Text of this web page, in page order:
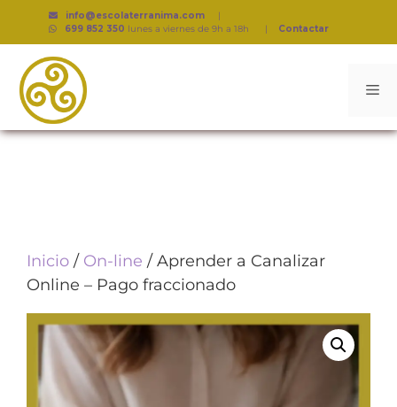
info@escolaterranima.com |
699 852 350 lunes a viernes de 9h a 18h | Contactar
Inicio / On-line / Aprender a Canalizar
Online – Pago fraccionado